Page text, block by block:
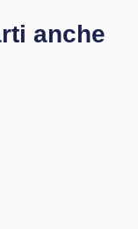
anche